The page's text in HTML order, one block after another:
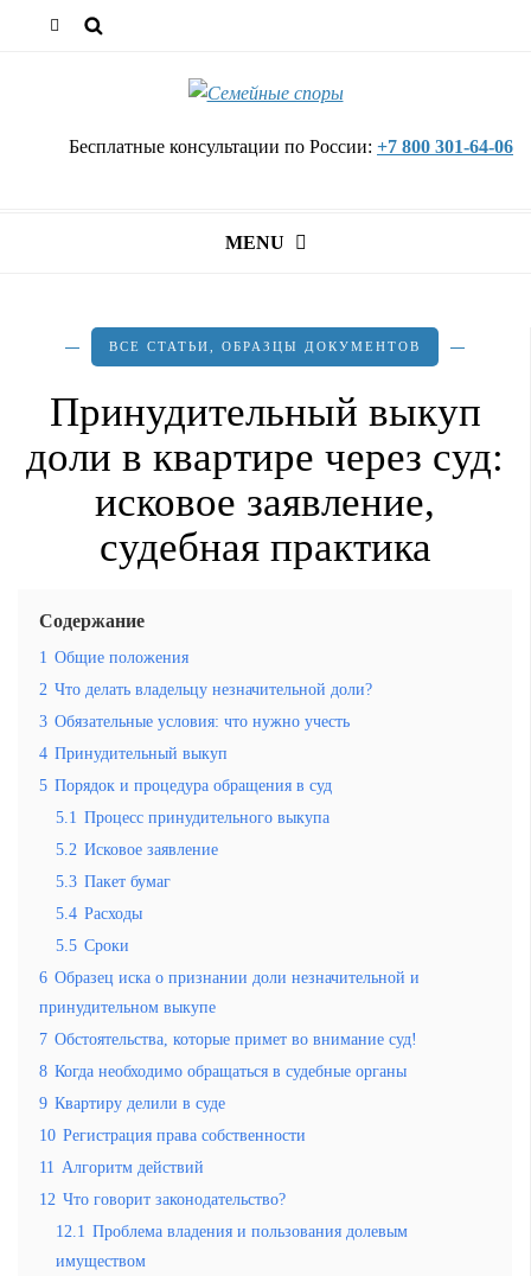
Бесплатные консультации по России: +7 800 301-64-06
MENU
ВСЕ СТАТЬИ ОБРАЗЦЫ ДОКУМЕНТОВ
Принудительный выкуп
доли в квартире через суд:
исковое заявление,
судебная практика
Содержание
1 Общие положения
2 Что делать владельцу незначительной доли?
3 Обязательные условия: что нужно учесть
4 Принудительный выкуп
5 Порядок и процедура обращения в суд
5.1 Процесс принудительного выкупа
5.2 Исковое заявление
5.3 Пакет бумаг
5.4 Расходы
5.5 Сроки
6 Образец иска о признании доли незначительной и
принудительном выкупе
7 Обстоятельства, которые примет во внимание суд!
8 Когда необходимо обращаться в судебные органы
9 Квартиру делили в суде
10 Регистрация права собственности
11 Алгоритм действий
12 Что говорит законодательство?
12.1 Проблема владения и пользования долевым
имуществом